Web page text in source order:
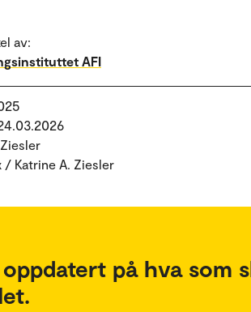
av:
AFI
Katrine A. Ziesler
på hva som